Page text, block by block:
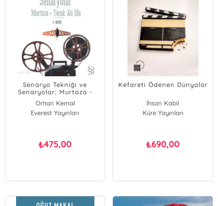
Senaryo Tekniği ve
Senaryolar; Murtaza -
Yörük Ali Efe
Orhan Kemal
Everest Yayınları
₺475,00
Kefareti Ödenen Dünyalar
İhsan Kabil
Küre Yayınları
₺690,00